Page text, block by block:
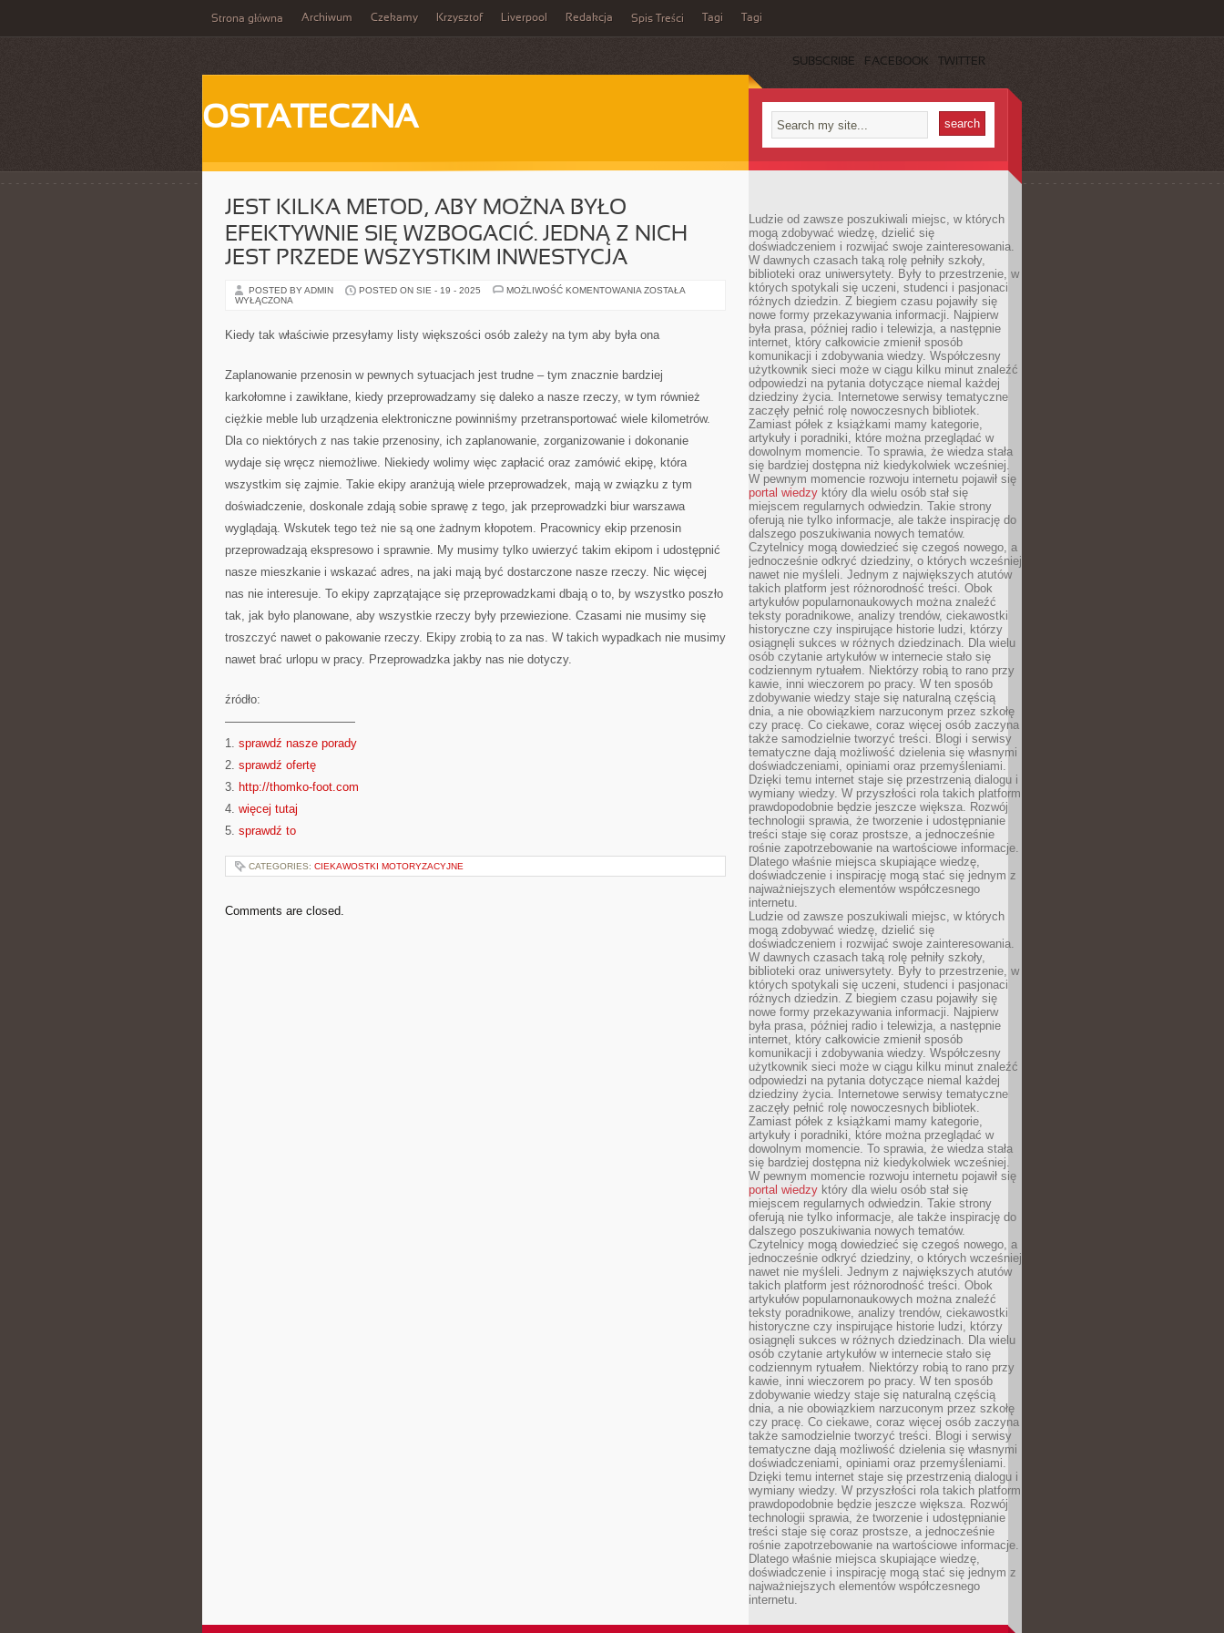
Strona główna Archiwum Czekamy Krzysztof Liverpool Redakcja Spis Treści Tagi Tagi
SUBSCRIBE FACEBOOK TWITTER
OSTATECZNA
JEST KILKA METOD, ABY MOŻNA BYŁO
EFEKTYWNIE SIĘ WZBOGACIĆ. JEDNĄ Z NICH
JEST PRZEDE WSZYSTKIM INWESTYCJA
POSTED BY ADMIN POSTED ON SIE - 19 - 2025 MOŻLIWOŚĆ KOMENTOWANIA JEST
BYŁO
WZBOGACIĆ.
JEDNĄ
NICH
PRZEDE
INWESTYCJA
ZOSTAŁA
WYŁĄCZONA
Kiedy tak właściwie przesyłamy listy większości osób zależy na tym aby była ona
Zaplanowanie przenosin w pewnych sytuacjach jest trudne – tym znacznie bardziej
karkołomne i zawikłane, kiedy przeprowadzamy się daleko a nasze rzeczy, w tym również
ciężkie meble lub urządzenia elektroniczne powinniśmy przetransportować wiele kilometrów.
Dla co niektórych z nas takie przenosiny, ich zaplanowanie, zorganizowanie i dokonanie
wydaje się wręcz niemożliwe. Niekiedy wolimy więc zapłacić oraz zamówić ekipę, która
wszystkim się zajmie. Takie ekipy aranżują wiele przeprowadzek, mają w związku z tym
doświadczenie, doskonale zdają sobie sprawę z tego, jak przeprowadzki biur warszawa
wyglądają. Wskutek tego też nie są one żadnym kłopotem. Pracownicy ekip przenosin
przeprowadzają ekspresowo i sprawnie. My musimy tylko uwierzyć takim ekipom i udostępnić
nasze mieszkanie i wskazać adres, na jaki mają być dostarczone nasze rzeczy. Nic więcej
nas nie interesuje. To ekipy zaprzątające się przeprowadzkami dbają o to, by wszystko poszło
tak, jak było planowane, aby wszystkie rzeczy były przewiezione. Czasami nie musimy się
troszczyć nawet o pakowanie rzeczy. Ekipy zrobią to za nas. W takich wypadkach nie musimy
nawet brać urlopu w pracy. Przeprowadzka jakby nas nie dotyczy.
źródło:
———————————
1. sprawdź nasze porady
2. sprawdź ofertę
3. http://thomko-foot.com
4. więcej tutaj
5. sprawdź to
CATEGORIES: CIEKAWOSTKI MOTORYZACYJNE
Comments are closed.
Ludzie od zawsze poszukiwali miejsc, w których
mogą zdobywać wiedzę, dzielić się
doświadczeniem i rozwijać swoje zainteresowania.
W dawnych czasach taką rolę pełniły szkoły,
biblioteki oraz uniwersytety. Były to przestrzenie, w
których spotykali się uczeni, studenci i pasjonaci
różnych dziedzin. Z biegiem czasu pojawiły się
nowe formy przekazywania informacji. Najpierw
była prasa, później radio i telewizja, a następnie
internet, który całkowicie zmienił sposób
komunikacji i zdobywania wiedzy. Współczesny
użytkownik sieci może w ciągu kilku minut znaleźć
odpowiedzi na pytania dotyczące niemal każdej
dziedziny życia. Internetowe serwisy tematyczne
zaczęły pełnić rolę nowoczesnych bibliotek.
Zamiast półek z książkami mamy kategorie,
artykuły i poradniki, które można przeglądać w
dowolnym momencie. To sprawia, że wiedza stała
się bardziej dostępna niż kiedykolwiek wcześniej.
W pewnym momencie rozwoju internetu pojawił się
portal wiedzy który dla wielu osób stał się
miejscem regularnych odwiedzin. Takie strony
oferują nie tylko informacje, ale także inspirację do
dalszego poszukiwania nowych tematów.
Czytelnicy mogą dowiedzieć się czegoś nowego, a
jednocześnie odkryć dziedziny, o których wcześniej
nawet nie myśleli. Jednym z największych atutów
takich platform jest różnorodność treści. Obok
artykułów popularnonaukowych można znaleźć
teksty poradnikowe, analizy trendów, ciekawostki
historyczne czy inspirujące historie ludzi, którzy
osiągnęli sukces w różnych dziedzinach. Dla wielu
osób czytanie artykułów w internecie stało się
codziennym rytuałem. Niektórzy robią to rano przy
kawie, inni wieczorem po pracy. W ten sposób
zdobywanie wiedzy staje się naturalną częścią
dnia, a nie obowiązkiem narzuconym przez szkołę
czy pracę. Co ciekawe, coraz więcej osób zaczyna
także samodzielnie tworzyć treści. Blogi i serwisy
tematyczne dają możliwość dzielenia się własnymi
doświadczeniami, opiniami oraz przemyśleniami.
Dzięki temu internet staje się przestrzenią dialogu i
wymiany wiedzy. W przyszłości rola takich platform
prawdopodobnie będzie jeszcze większa. Rozwój
technologii sprawia, że tworzenie i udostępnianie
treści staje się coraz prostsze, a jednocześnie
rośnie zapotrzebowanie na wartościowe informacje.
Dlatego właśnie miejsca skupiające wiedzę,
doświadczenie i inspirację mogą stać się jednym z
najważniejszych elementów współczesnego
internetu.
Ludzie od zawsze poszukiwali miejsc, w których
mogą zdobywać wiedzę, dzielić się
doświadczeniem i rozwijać swoje zainteresowania.
W dawnych czasach taką rolę pełniły szkoły,
biblioteki oraz uniwersytety. Były to przestrzenie, w
których spotykali się uczeni, studenci i pasjonaci
różnych dziedzin. Z biegiem czasu pojawiły się
nowe formy przekazywania informacji. Najpierw
była prasa, później radio i telewizja, a następnie
internet, który całkowicie zmienił sposób
komunikacji i zdobywania wiedzy. Współczesny
użytkownik sieci może w ciągu kilku minut znaleźć
odpowiedzi na pytania dotyczące niemal każdej
dziedziny życia. Internetowe serwisy tematyczne
zaczęły pełnić rolę nowoczesnych bibliotek.
Zamiast półek z książkami mamy kategorie,
artykuły i poradniki, które można przeglądać w
dowolnym momencie. To sprawia, że wiedza stała
się bardziej dostępna niż kiedykolwiek wcześniej.
W pewnym momencie rozwoju internetu pojawił się
portal wiedzy który dla wielu osób stał się
miejscem regularnych odwiedzin. Takie strony
oferują nie tylko informacje, ale także inspirację do
dalszego poszukiwania nowych tematów.
Czytelnicy mogą dowiedzieć się czegoś nowego, a
jednocześnie odkryć dziedziny, o których wcześniej
nawet nie myśleli. Jednym z największych atutów
takich platform jest różnorodność treści. Obok
artykułów popularnonaukowych można znaleźć
teksty poradnikowe, analizy trendów, ciekawostki
historyczne czy inspirujące historie ludzi, którzy
osiągnęli sukces w różnych dziedzinach. Dla wielu
osób czytanie artykułów w internecie stało się
codziennym rytuałem. Niektórzy robią to rano przy
kawie, inni wieczorem po pracy. W ten sposób
zdobywanie wiedzy staje się naturalną częścią
dnia, a nie obowiązkiem narzuconym przez szkołę
czy pracę. Co ciekawe, coraz więcej osób zaczyna
także samodzielnie tworzyć treści. Blogi i serwisy
tematyczne dają możliwość dzielenia się własnymi
doświadczeniami, opiniami oraz przemyśleniami.
Dzięki temu internet staje się przestrzenią dialogu i
wymiany wiedzy. W przyszłości rola takich platform
prawdopodobnie będzie jeszcze większa. Rozwój
technologii sprawia, że tworzenie i udostępnianie
treści staje się coraz prostsze, a jednocześnie
rośnie zapotrzebowanie na wartościowe informacje.
Dlatego właśnie miejsca skupiające wiedzę,
doświadczenie i inspirację mogą stać się jednym z
najważniejszych elementów współczesnego
internetu.